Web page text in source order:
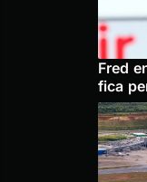
Fred
fica